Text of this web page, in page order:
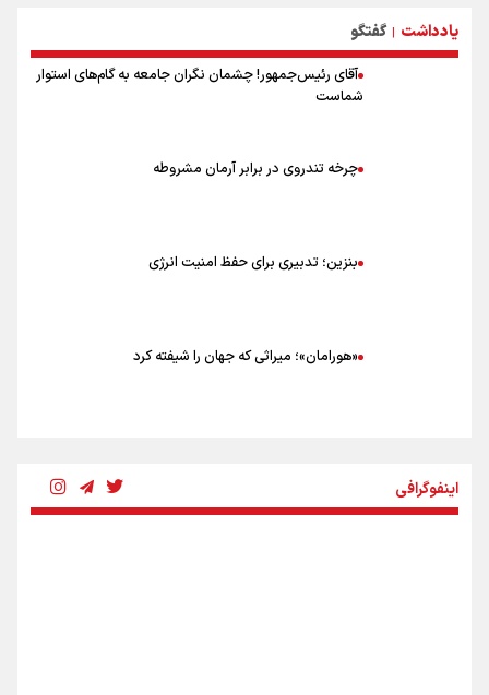
۲۰ نکته دوستانه درباره پیاده روی اربعین و عراقی ها
یادداشت | گفتگو
آقای رئیس‌جمهور! چشمان نگران جامعه به گام‌های استوار
شماست
چرخه تندروی در برابر آرمان مشروطه
بنزین؛ تدبیری برای حفظ امنیت انرژی
«هورامان»؛ میراثی که جهان را شیفته کرد
اینفوگرافی